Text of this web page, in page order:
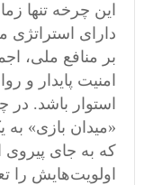
این چرخه تنها
دارای استراتژی
بر منافع ملی،
امنیت پایدار و
استوار باشد. در
«میدان بازی»
که به جای پیروی
اولویت‌هایش را